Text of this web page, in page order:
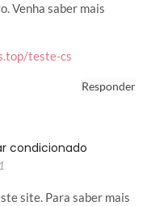
Venha saber mais
teste-cs
Responder
condicionado
site. Para saber mais